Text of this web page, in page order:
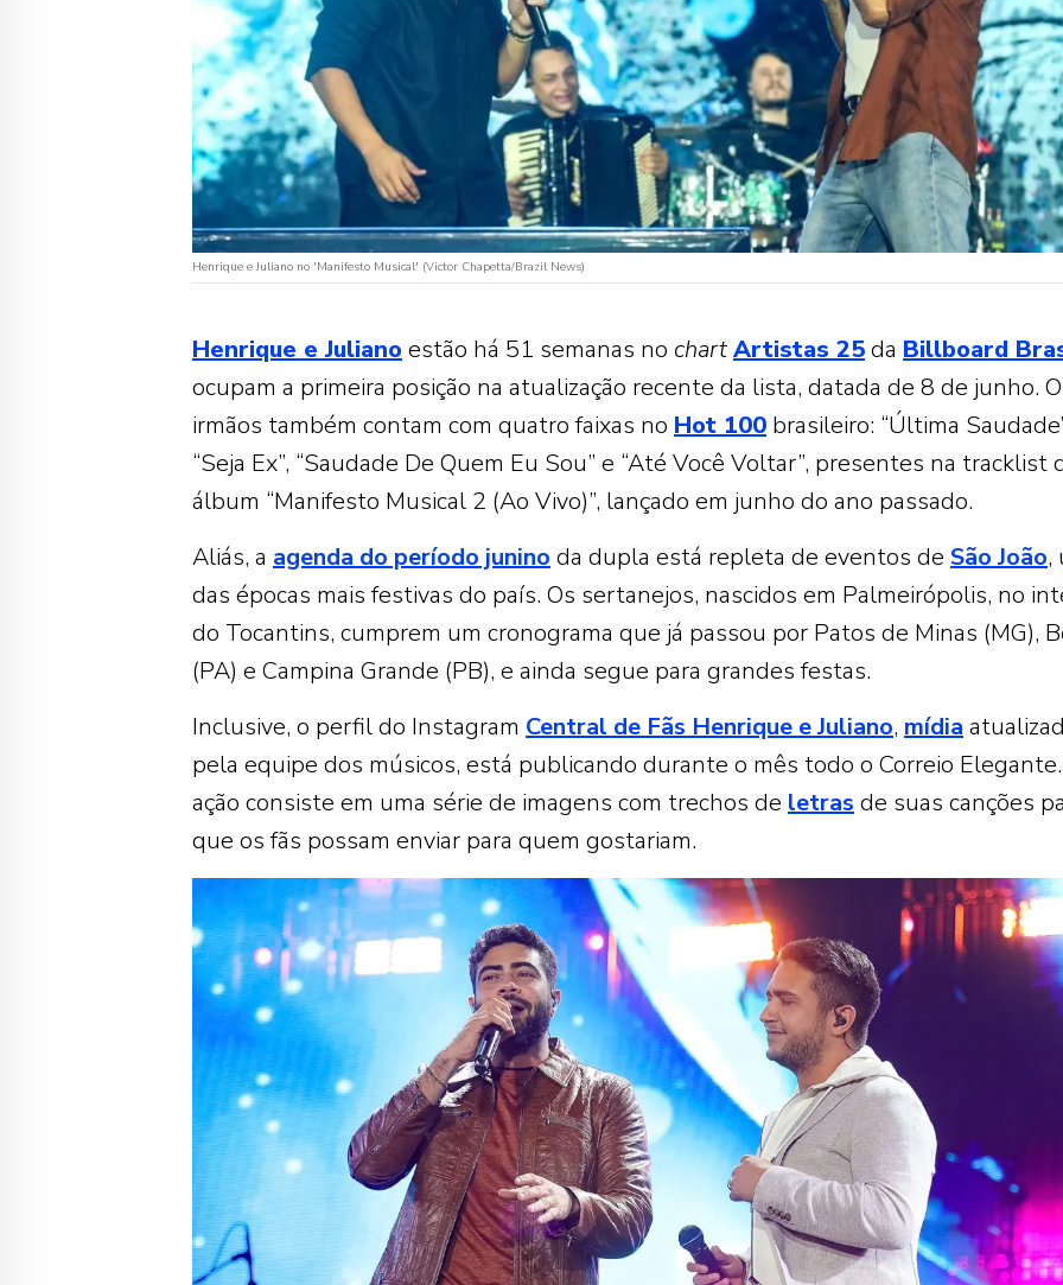
Henrique e Juliano no 'Manifesto Musical' (Victor Chapetta/Brazil News)
Henrique e Juliano estão há 51 semanas no chartArtistas 25da Billboard
ocupam a primeira posição na atualização recente da lista, datada de 8 de junho.
irmãos também contam com quatro faixas no Hot 100 brasileiro: “Última
“Seja Ex”, “Saudade De Quem Eu Sou” e “Até Você Voltar”, presentes na tracklist
álbum “Manifesto Musical 2 (Ao Vivo)”, lançado em junho do ano passado.
Aliás, a agenda do período junino da dupla está repleta de eventos de São João,
das épocas mais festivas do país. Os sertanejos, nascidos em Palmeirópolis, no
do Tocantins, cumprem um cronograma que já passou por Patos de Minas (MG),
(PA) e Campina Grande (PB), e ainda segue para grandes festas.
Inclusive, o perfil do Instagram Central de Fãs Henrique e Juliano, mídia
pela equipe dos músicos, está publicando durante o mês todo o Correio
ação consiste em uma série de imagens com trechos de letras de suas canções
que os fãs possam enviar para quem gostariam.